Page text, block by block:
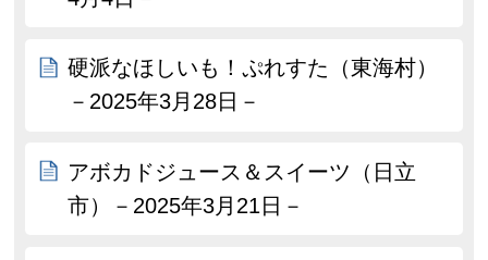
硬派なほしいも！ぷれすた（東海村）
－2025年3月28日－
アボカドジュース＆スイーツ（日立
市）－2025年3月21日－